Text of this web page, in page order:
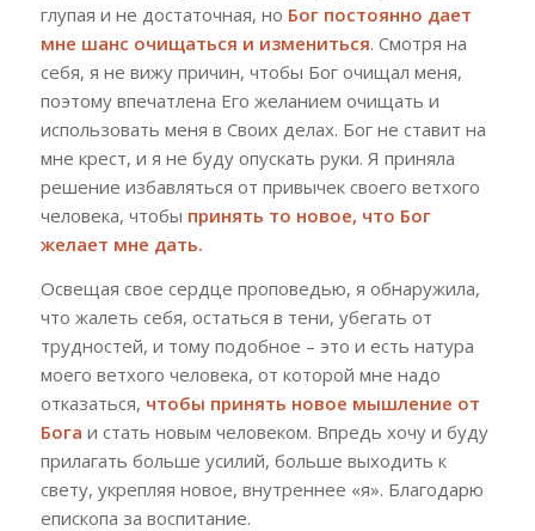
глупая и не достаточная, но Бог постоянно дает
мне шанс очищаться и измениться. Смотря на
себя, я не вижу причин, чтобы Бог очищал меня,
поэтому впечатлена Его желанием очищать и
использовать меня в Своих делах. Бог не ставит на
мне крест, и я не буду опускать руки. Я приняла
решение избавляться от привычек своего ветхого
человека, чтобы принять то новое, что Бог
желает мне дать.
Освещая свое сердце проповедью, я обнаружила,
что жалеть себя, остаться в тени, убегать от
трудностей, и тому подобное – это и есть натура
моего ветхого человека, от которой мне надо
отказаться, чтобы принять новое мышление от
Бога и стать новым человеком. Впредь хочу и буду
прилагать больше усилий, больше выходить к
свету, укрепляя новое, внутреннее «я». Благодарю
епископа за воспитание.